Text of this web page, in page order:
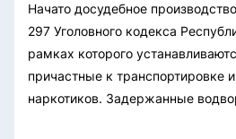
Начато досудебное
297 Уголовного кодекса
рамках которого
причастные к транспортировке
наркотиков. Задержанные